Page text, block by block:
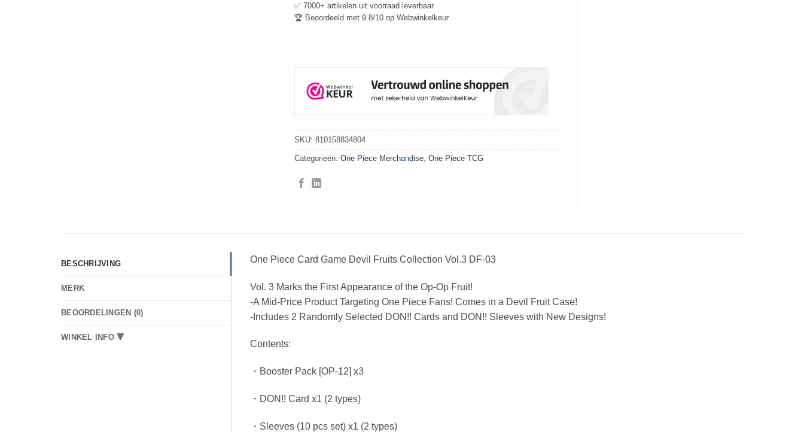
✅ 7000+ artikelen uit voorraad leverbaar
🏆 Beoordeeld met 9.8/10 op Webwinkelkeur
SKU: 810158834804
Categorieën: One Piece Merchandise, One Piece TCG
BESCHRIJVING
MERK
BEOORDELINGEN (0)
WINKEL INFO 🔻
One Piece Card Game Devil Fruits Collection Vol.3 DF-03
Vol. 3 Marks the First Appearance of the Op-Op Fruit!
-A Mid-Price Product Targeting One Piece Fans! Comes in a Devil Fruit Case!
-Includes 2 Randomly Selected DON!! Cards and DON!! Sleeves with New Designs!
Contents:
・Booster Pack [OP-12] x3
・DON!! Card x1 (2 types)
・Sleeves (10 pcs set) x1 (2 types)